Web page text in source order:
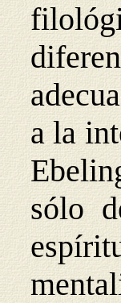
a la
sólo